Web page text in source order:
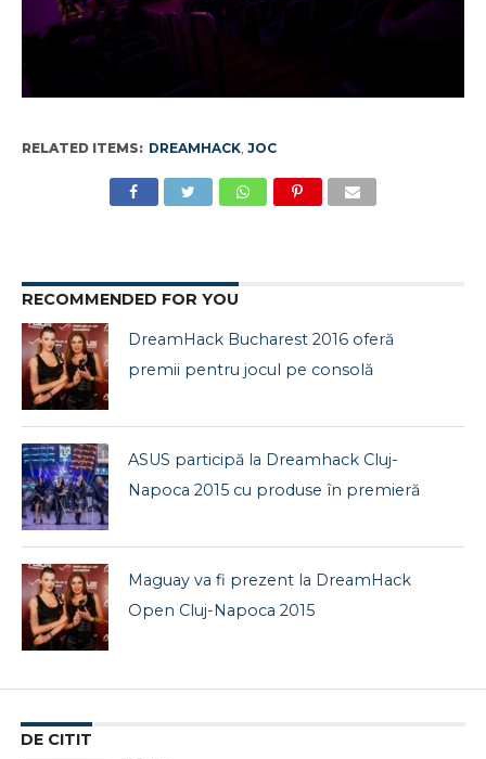
RELATED ITEMS: DREAMHACK, JOC
RECOMMENDED FOR YOU
DreamHack Bucharest 2016 oferă
premii pentru jocul pe consolă
ASUS participă la Dreamhack Cluj-
Napoca 2015 cu produse în premieră
Maguay va fi prezent la DreamHack
Open Cluj-Napoca 2015
DE CITIT